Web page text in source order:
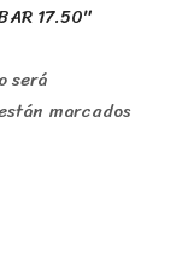
17.50″
será
marcados